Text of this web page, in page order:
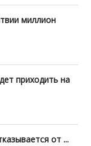
миллион
приходить на
от ...